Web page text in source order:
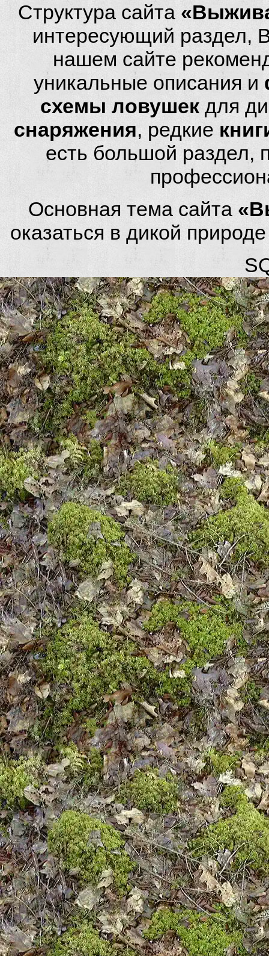
Структура сайта
интересующий раздел,
нашем сайте
уникальные описания и
схемы ловушек для
снаряжения, редкие
есть большой
Основная тема сайта
оказаться в дикой